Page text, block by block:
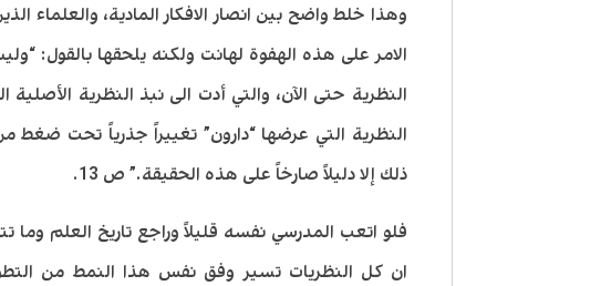
وهذا خلط واضح بين انصار الافكار المادية، والعلماء
الامر على هذه الهفوة لهانت ولكنه يلحقها بالقول:
النظرية حتى الآن، والتي أدت الى نبذ النظرية الأصلية
النظرية التي عرضها “دارون” تغييراً جذرياً تحت ضغط
ذلك إلا دليلاً صارخاً على هذه الحقيقة.” ص 13.
فلو اتعب المدرسي نفسه قليلاً وراجع تاريخ العلم
ان كل النظريات تسير وفق نفس هذا النمط من